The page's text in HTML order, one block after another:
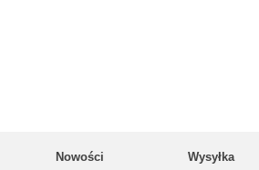
Nowości Wysyłka